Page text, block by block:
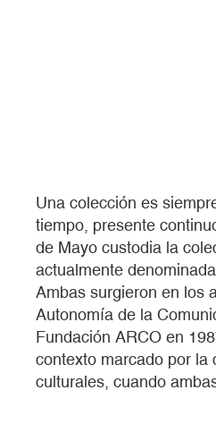
Una colección es
tiempo, presente
de Mayo custodia la
actualmente
Ambas surgieron en los
Autonomía de la
Fundación ARCO en
contexto marcado por la
culturales, cuando